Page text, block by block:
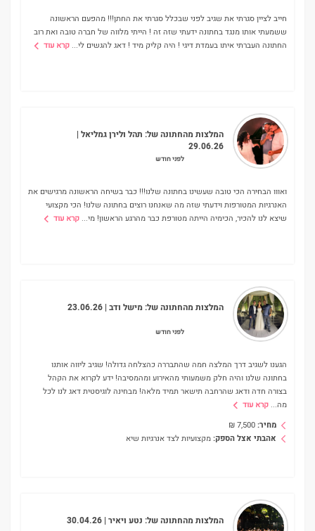
חייב לציין סגרתי את שגיב לפני שבכלל סגרתי את החתן!!! מהפעם הראשונה
ששמעתי אותו מנגד בחתונה ידעתי שזה זה ! הייתי מלווה של חברה טובה ואת רוב
החתונה העברתי איתו בעמדת דיגי ! היה קליק מיד ! דאג להגשים לי... קרא עוד
לפני חודש
המלצות מהחתונה של: תהל ולירן גמליאל |
29.06.26
ואווו הבחירה הכי טובה שעשינו בחתונה שלנו!!! כבר בשיחה הראשונה מרגישים את
האנרגיות המטורפות וידעתי שזה מה שאנחנו רוצים בחתונה שלנו! הכי מקצועי
שיצא לנו להכיר, הכימיה הייתה מטורפת כבר מהרגע הראשון! מי... קרא עוד
לפני חודש
המלצות מהחתונה של:מישל ודב | 23.06.26
הגענו לשגיב דרך המלצה חמה שהתבררה כהצלחה גדולה! שגיב ליווה אותנו
בחתונה שלנו והיה חלק משמעותי מהאירוע ומהמסיבה! ידע לקרוא את הקהל
בצורה חדה ודאג שהרחבה תישאר תמיד מלאה! מבחינה לוגיסטית דאג לנו לכל
מה... קרא עוד
מחיר:7,500
₪
אהבתי אצל הספק:מקצועיות לצד אנרגיות שיא
המלצות מהחתונה של: נטע ויאיר | 30.04.26